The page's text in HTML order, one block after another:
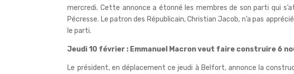
mercredi. Cette annonce a étonné les membres de son parti qui
Pécresse. Le patron des Républicain, Christian Jacob, n’a pas
le parti.
Jeudi 10 février : Emmanuel Macron veut faire construire 6
Le président, en déplacement ce jeudi à Belfort, annonce la